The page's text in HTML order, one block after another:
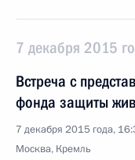
7 декабря 2015
Встреча с
фонда защиты
7 декабря 2015 года,
Москва, Кремль